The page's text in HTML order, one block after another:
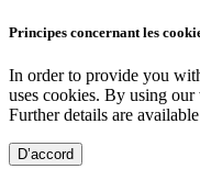
Principes concernant les
In order to provide you
uses cookies. By using
Further details are
D’accord